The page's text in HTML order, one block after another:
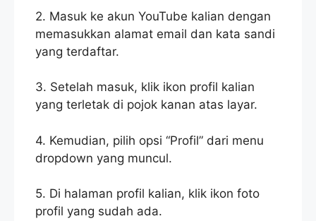
2. Masuk ke akun YouTube kalian dengan
memasukkan alamat email dan kata sandi
yang terdaftar.
3. Setelah masuk, klik ikon profil kalian
yang terletak di pojok kanan atas layar.
4. Kemudian, pilih opsi “Profil” dari menu
dropdown yang muncul.
5. Di halaman profil kalian, klik ikon foto
profil yang sudah ada.